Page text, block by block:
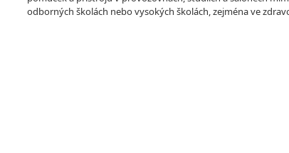
odborných školách nebo vysokých školách, zejména ve